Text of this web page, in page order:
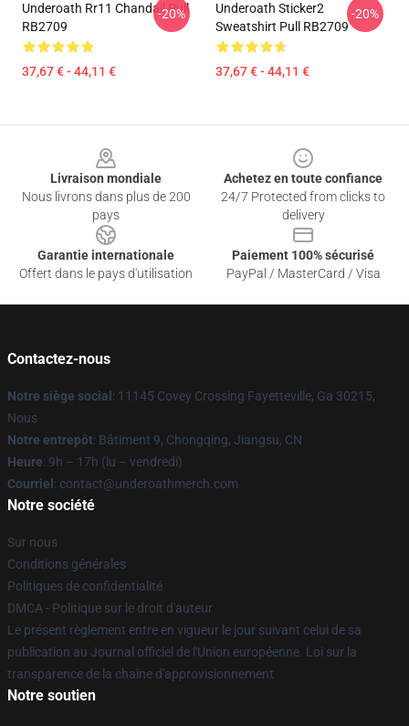
Underoath Rr11 Chandail Pull
RB2709
37,67 € - 44,11 €
-20%
Underoath Sticker2
Sweatshirt Pull RB2709
37,67 € - 44,11 €
-20%
Livraison mondiale
Nous livrons dans plus de 200
pays
Achetez en toute confiance
24/7 Protected from clicks to
delivery
Garantie internationale
Offert dans le pays d'utilisation
Paiement 100% sécurisé
PayPal / MasterCard / Visa
Contactez-nous
Notre siège social : 11145 Covey Crossing Fayetteville, Ga 30215,
Nous
Notre entrepôt: Bâtiment 9, Chongqing, Jiangsu, CN
Heure: 9h – 17h (lu – vendredi)
Courriel : contact@underoathmerch.com
Notre société
Sur nous
Conditions générales
Politiques de confidentialité
DMCA - Politique sur le droit d'auteur
Le présent règlement entre en vigueur le jour suivant celui de sa
publication au Journal officiel de l'Union européenne. Loi sur la
transparence de la chaîne d'approvisionnement
Notre soutien